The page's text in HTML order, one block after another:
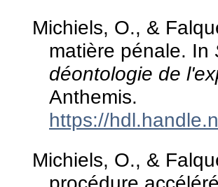
Michiels, O., &
matière pénale. In
déontologie de
Anthemis.
https://
Michiels, O., &